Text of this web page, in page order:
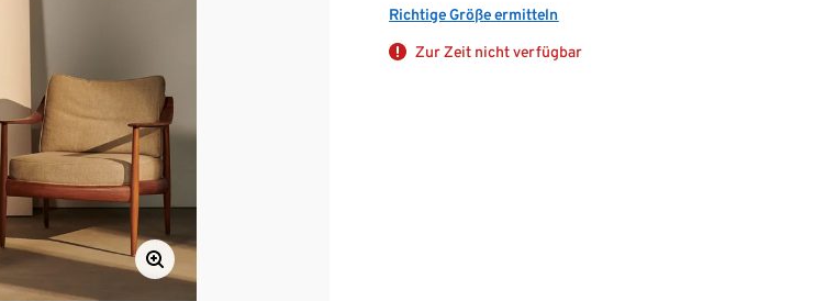
Richtige Größe ermitteln
Zur Zeit nicht verfügbar